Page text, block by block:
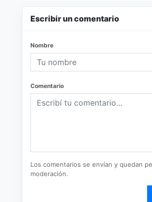
Escribir un comentario
Nombre
Comentario
Los comentarios se envían y quedan
moderación.